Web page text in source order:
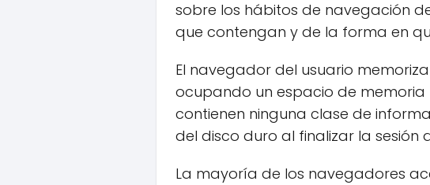
sobre los hábitos de navegación
que contengan y de la forma en
El navegador del usuario
ocupando un espacio de memoria
contienen ninguna clase de
del disco duro al finalizar la
La mayoría de los navegadores